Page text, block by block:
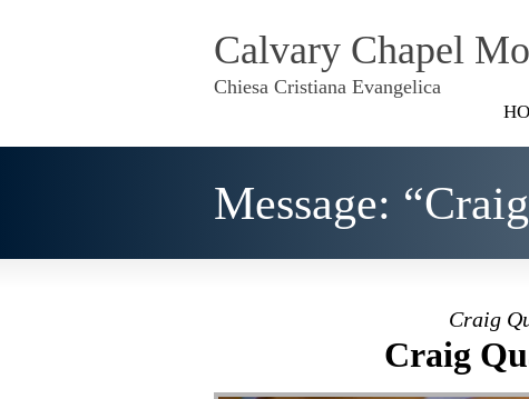
Calvary Chapel
Chiesa Cristiana Evangelica
Message:
Craig
Craig